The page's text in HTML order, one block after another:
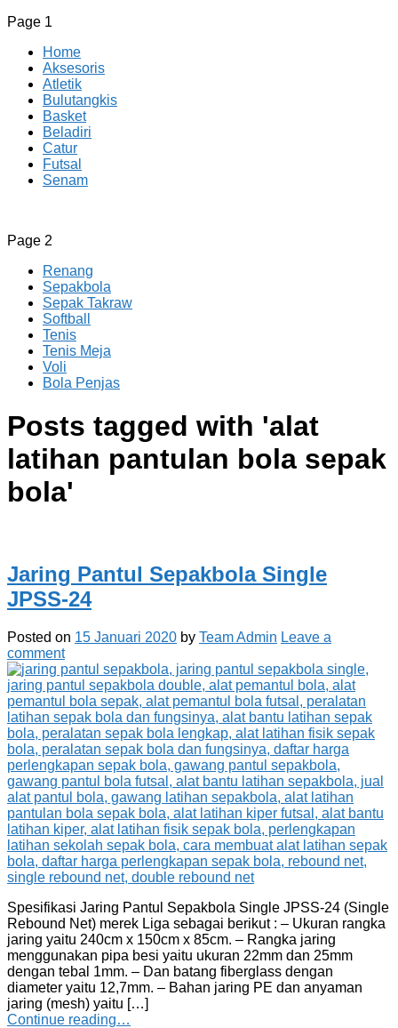
Page 1
Home
Aksesoris
Atletik
Bulutangkis
Basket
Beladiri
Catur
Futsal
Senam
CV JAYA BERSAMA Co Id
Menyediakan Semua Perlengkapan Olahraga Yang
Page 2
Renang
Sepakbola
Sepak Takraw
Softball
Tenis
Tenis Meja
Voli
Bola Penjas
Posts tagged with 'alat
latihan pantulan bola sepak
bola'
Jaring Pantul Sepakbola Single
JPSS-24
Posted on 15 Januari 2020 by Team Admin Leave a
comment
Spesifikasi Jaring Pantul Sepakbola Single JPSS-24 (Single
Rebound Net) merek Liga sebagai berikut : – Ukuran rangka
jaring yaitu 240cm x 150cm x 85cm. – Rangka jaring
menggunakan pipa besi yaitu ukuran 22mm dan 25mm
dengan tebal 1mm. – Dan batang fiberglass dengan
diameter yaitu 12,7mm. – Bahan jaring PE dan anyaman
jaring (mesh) yaitu […]
Continue reading…